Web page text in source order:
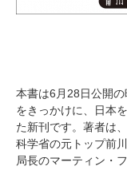
本書は6月28日公開
をきっかけに、日本
た新刊です。著者は
科学省の元トップ前
局長のマーティン・